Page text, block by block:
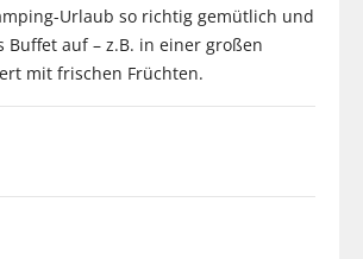
Urlaub so richtig gemütlich und
Buffet auf – z.B. in einer großen
mit frischen Früchten.